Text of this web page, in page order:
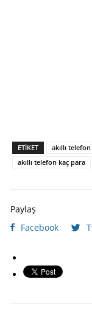
ETIKET akıllı
akıllı telefon kaç para
Paylaş
Facebook